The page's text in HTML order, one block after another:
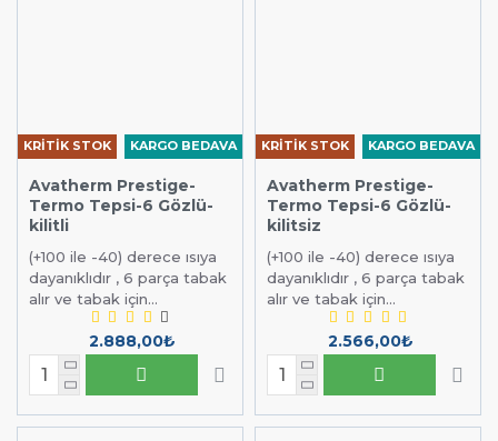
KARGO BEDAVA
KRİTİK STOK
Avatherm Prestige-
Termo Tepsi-6 Gözlü-
kilitli
(+100 ile -40) derece ısıya
dayanıklıdır , 6 parça tabak
alır ve tabak için...
2.888,00₺
KARGO BEDAVA
KRİTİK STOK
Avatherm Prestige-
Termo Tepsi-6 Gözlü-
kilitsiz
(+100 ile -40) derece ısıya
dayanıklıdır , 6 parça tabak
alır ve tabak için...
2.566,00₺